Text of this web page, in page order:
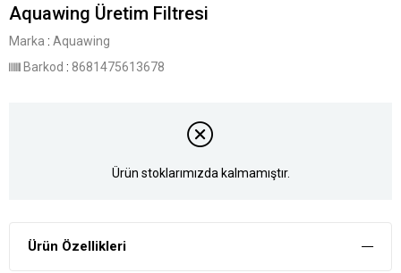
Aquawing Üretim Filtresi
Marka : Aquawing
Barkod : 8681475613678
Ürün stoklarımızda kalmamıştır.
Ürün Özellikleri